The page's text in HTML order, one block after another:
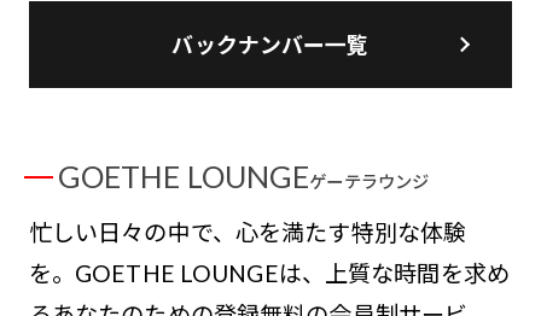
バックナンバー一覧
GOETHE LOUNGEゲーテラウンジ
忙しい日々の中で、心を満たす特別な体験
を。GOETHE LOUNGEは、上質な時間を求め